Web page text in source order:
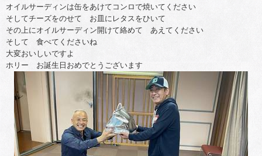
オイルサーディンは缶をあけてコンロで焼いてください
そしてチーズをのせて お皿にレタスをひいて
その上にオイルサーディン開けて絡めて あえてください
そして 食べてくださいね
大変おいしいですよ
ホリー お誕生日おめでとうございます